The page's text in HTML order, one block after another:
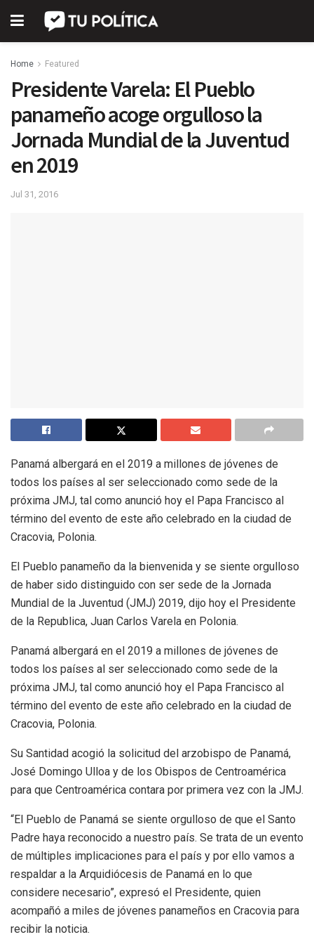
Home Featured
Presidente Varela: El Pueblo
panameño acoge orgulloso la
Jornada Mundial de la Juventud
en 2019
Jul 31, 2016
Panamá albergará en el 2019 a millones de jóvenes de
todos los países al ser seleccionado como sede de la
próxima JMJ, tal como anunció hoy el Papa Francisco al
término del evento de este año celebrado en la ciudad de
Cracovia, Polonia.
El Pueblo panameño da la bienvenida y se siente orgulloso
de haber sido distinguido con ser sede de la Jornada
Mundial de la Juventud (JMJ) 2019, dijo hoy el Presidente
de la Republica, Juan Carlos Varela en Polonia.
Panamá albergará en el 2019 a millones de jóvenes de
todos los países al ser seleccionado como sede de la
próxima JMJ, tal como anunció hoy el Papa Francisco al
término del evento de este año celebrado en la ciudad de
Cracovia, Polonia.
Su Santidad acogió la solicitud del arzobispo de Panamá,
José Domingo Ulloa y de los Obispos de Centroamérica
para que Centroamérica contara por primera vez con la JMJ.
“El Pueblo de Panamá se siente orgulloso de que el Santo
Padre haya reconocido a nuestro país. Se trata de un evento
de múltiples implicaciones para el país y por ello vamos a
respaldar a la Arquidiócesis de Panamá en lo que
considere necesario”, expresó el Presidente, quien
acompañó a miles de jóvenes panameños en Cracovia para
recibir la noticia.